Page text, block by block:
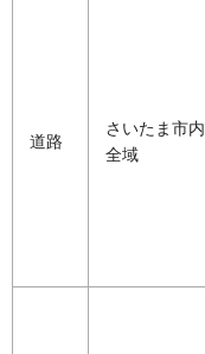
道路
さいたま市内
全域